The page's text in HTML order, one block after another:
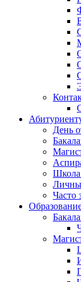
День
Школа
Часто